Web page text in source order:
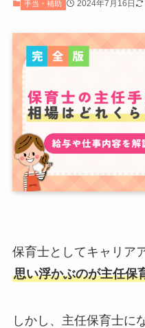
手当・補助 2024年7月16日
保育士としてキャリア
思い浮かぶのが主任保
しかし、主任保育士に